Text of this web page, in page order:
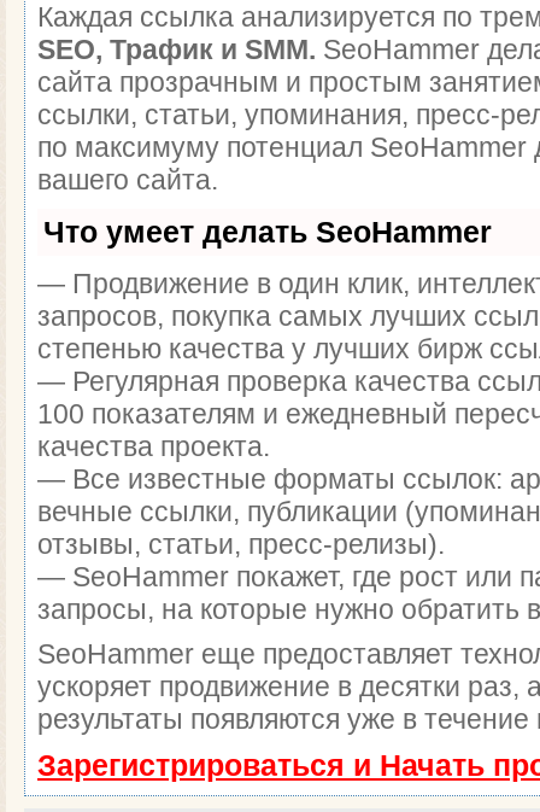
Каждая ссылка анализируется по
SEO, Трафик и SMM. SeoHammer
сайта прозрачным и простым
ссылки, статьи, упоминания, пресс-
по максимуму потенциал SeoHammer
вашего сайта.
Что умеет делать SeoHammer
— Продвижение в один клик,
запросов, покупка самых лучших
степенью качества у лучших бирж
— Регулярная проверка качества
100 показателям и ежедневный
качества проекта.
— Все известные форматы ссылок:
вечные ссылки, публикации
отзывы, статьи, пресс-релизы).
— SeoHammer покажет, где рост или
запросы, на которые нужно обратить
SeoHammer еще предоставляет
ускоряет продвижение в десятки раз,
результаты появляются уже в
Зарегистрироваться и Начать